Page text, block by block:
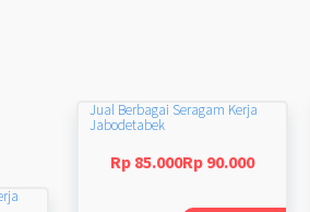
Jual Berbagai Seragam Kerja
Jabodetabek
Rp 85.000Rp 90.000